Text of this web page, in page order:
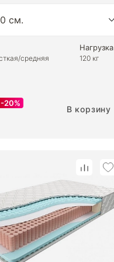
средняя
Нагрузка
120 кг
20%
В корзину